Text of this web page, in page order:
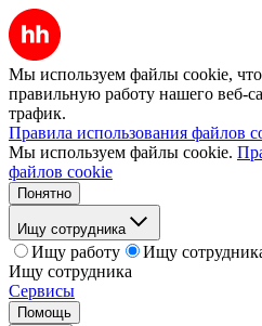
Мы используем файлы cookie,
правильную работу нашего веб-
трафик.
Правила использования файлов
Мы используем файлы cookie.
файлов cookie
Понятно
Ищу сотрудника
Ищу работу
Ищу
Ищу сотрудника
Сервисы
Помощь